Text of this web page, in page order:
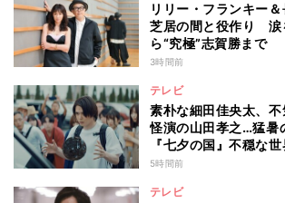
リリー・フランキー
芝居の間と役作り 涙
ら“究極”志賀勝まで
3時間前
テレビ
素朴な細田佳央太、不
怪演の山田孝之…猛暑
『七夕の国』不穏な
超常ミステリー
5時間前
テレビ